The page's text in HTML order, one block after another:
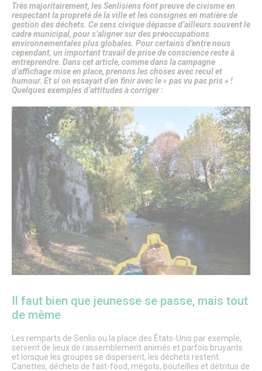
Très majoritairement, les Senlisiens font preuve de civisme en
respectant la propreté de la ville et les consignes en matière de
gestion des déchets. Ce sens civique dépasse d’ailleurs souvent le
cadre municipal, pour s’aligner sur des préoccupations
environnementales plus globales. Pour certains d’entre nous
cependant, un important travail de prise de conscience reste à
entreprendre. Dans cet article, comme dans la campagne
d’affichage mise en place, prenons les choses avec recul et
humour. Et si on essayait d’en finir avec le « pas vu pas pris » !
Quelques exemples d’attitudes à corriger :
Il faut bien que jeunesse se passe, mais tout
de même
Les remparts de Senlis ou la place des États-Unis par exemple,
servent de lieux de rassemblement animés et parfois bruyants
et lorsque les groupes se dispersent, les déchets restent.
Canettes, déchets de fast-food, mégots, bouteilles et détritus de